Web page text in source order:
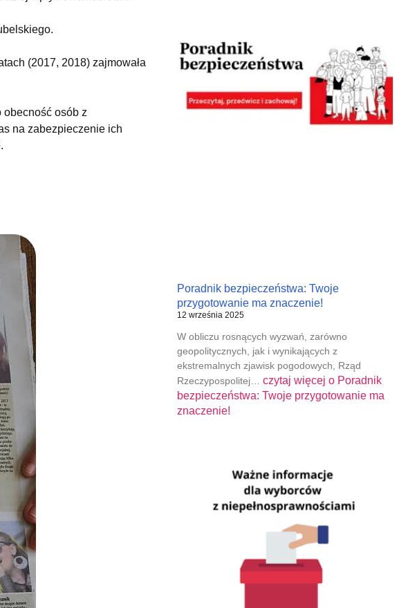
(2017, 2018) zajmowała
obecność osób z
na zabezpieczenie ich
Poradnik bezpieczeństwa: Twoje
przygotowanie ma znaczenie!
12 września 2025
W obliczu rosnących wyzwań, zarówno
geopolitycznych, jak i wynikających z
ekstremalnych zjawisk pogodowych, Rząd
Rzeczypospolitej… czytaj więcej oPoradnik
bezpieczeństwa: Twoje przygotowanie ma
znaczenie!